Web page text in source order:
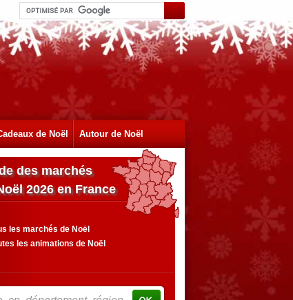
de Noël Autour de Noël
des marchés
2026 en France
les marchés de Noël
les animations de Noël